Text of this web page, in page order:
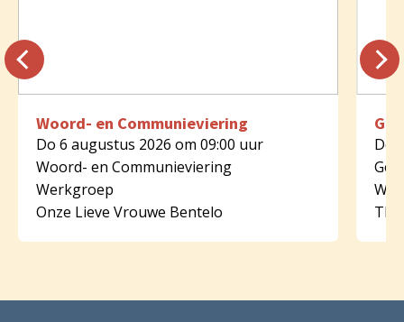
Woord- en Communieviering
Do 6 augustus 2026 om 09:00 uur
Woord- en Communieviering
Werkgroep
Onze Lieve Vrouwe Bentelo
Do